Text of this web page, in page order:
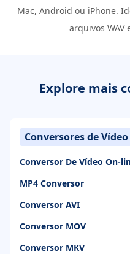
Mac, Android ou iPhone.
arquivos
Explore mais
Conversores de Vídeo
Conversor De Vídeo On-
MP4 Conversor
Conversor AVI
Conversor MOV
Conversor MKV